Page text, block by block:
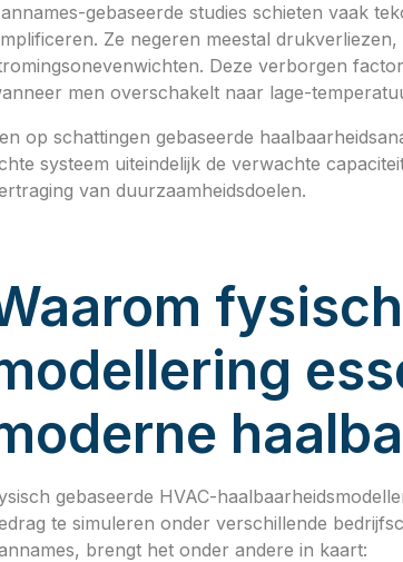
gebaseerde studies schieten vaak
Ze negeren meestal
Deze verborgen
men overschakelt naar lage-
op schattingen gebaseerde
systeem uiteindelijk de verwachte
van duurzaamheidsdoelen.
gebaseerde HVAC-
te simuleren onder verschillende
brengt het onder andere in kaart: